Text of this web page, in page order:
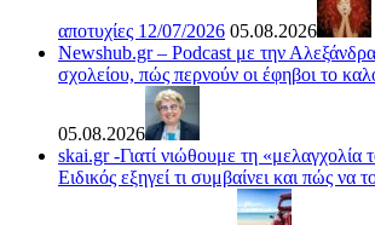
αποτυχίες 12/07/2026 05.08.2026
Newshub.gr – Podcast με την
σχολείου, πώς περνούν οι έφηβοι το
05.08.2026
skai.gr -Γιατί νιώθουμε τη «μελαγχολία
Ειδικός εξηγεί τι συμβαίνει και πώς να